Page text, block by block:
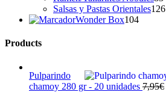
Salsas y Pastas Orientales126
Wonder Box104104
Products
Pulparindo
chamoy 280 gr - 20 unidades 7,95€